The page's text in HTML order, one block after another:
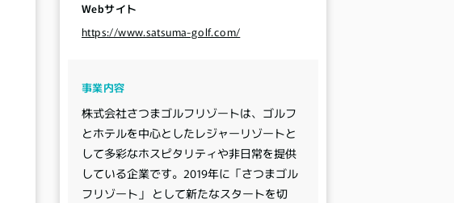
Webサイト
https://www.satsuma-golf.com/
事業内容
株式会社さつまゴルフリゾートは、ゴルフ
とホテルを中心としたレジャーリゾートと
して多彩なホスピタリティや非日常を提供
している企業です。2019年に「さつまゴル
フリゾート」 として新たなスタートを切